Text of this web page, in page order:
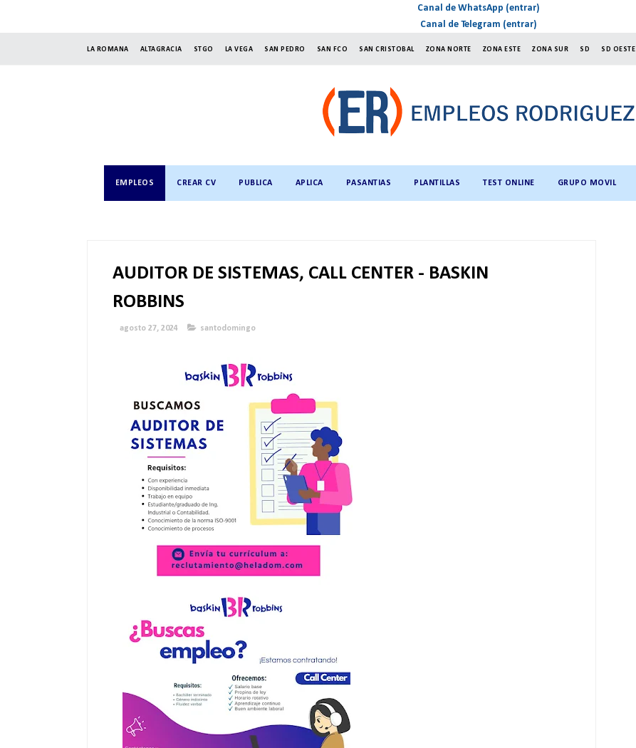
Canal de WhatsApp (entrar)
Canal de Telegram (entrar)
LA ROMANA ALTAGRACIA STGO LA VEGA SAN PEDRO SAN FCO SAN CRISTOBAL ZONA NORTE ZONA ESTE ZONA SUR SD SD OESTE
EMPLEOS CREAR CV PUBLICA APLICA PASANTIAS PLANTILLAS TEST ONLINE GRUPO MOVIL
AUDITOR DE SISTEMAS, CALL CENTER - BASKIN
ROBBINS
agosto 27, 2024 santodomingo